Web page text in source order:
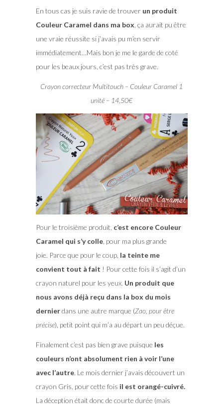
En tous cas je suis ravie de trouverun produit
Couleur Caramel dans ma box , ça aurait pu être
une vraie réussite si j’avais pu m’en servir
immédiatement…Mais bon je me le garde de coté
pour les beaux jours, c’est pas très grave.
Crayon correcteur Multitouch – Couleur Caramel 1
unité – 14,50€
Pour le troisième produit, c’est encore Couleur
Caramel qui s’y colle, pour ma plus grande
joie. Parce que pour le coup, la teinte me
convient tout à fait ! Pour cette fois il s’agit d’un
crayon naturel pour les yeux. Un produit que
nous avons déjà reçu dans la box du mois
dernierdans une autre marque (Zao, pour être
précise), petit point qui m’a au départ un peu déçue.
Finalement c’est pas bien grave puisque les
couleurs n’ont absolument rien à voir l’une
avec l’autre. Le mois dernier j’avais découvert un
crayon Gris, pour cette fois il est orangé-cuivré.
La déception était donc de courte durée (mais